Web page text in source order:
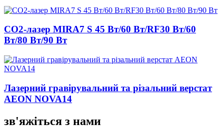
CO2-лазер MIRA7 S 45 Вт/60 Вт/RF30 Вт/60
Вт/80 Вт/90 Вт
Лазерний гравірувальний та різальний верстат
AEON NOVA14
зв'яжіться з нами